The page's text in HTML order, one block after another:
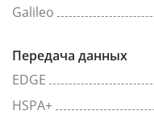
Galileo
Передача данных
EDGE
HSPA+